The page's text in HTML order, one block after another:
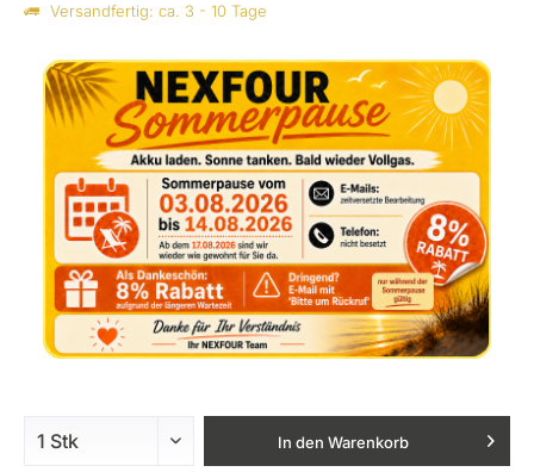
Versandfertig: ca. 3 - 10 Tage
In den Warenkorb